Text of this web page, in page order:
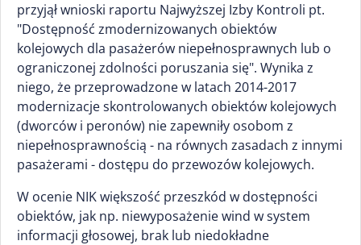
przyjął wnioski raportu Najwyższej Izby Kontroli pt.
"Dostępność zmodernizowanych obiektów
kolejowych dla pasażerów niepełnosprawnych lub o
ograniczonej zdolności poruszania się". Wynika z
niego, że przeprowadzone w latach 2014-2017
modernizacje skontrolowanych obiektów kolejowych
(dworców i peronów) nie zapewniły osobom z
niepełnosprawnością - na równych zasadach z innymi
pasażerami - dostępu do przewozów kolejowych.
W ocenie NIK większość przeszkód w dostępności
obiektów, jak np. niewyposażenie wind w system
informacji głosowej, brak lub niedokładne